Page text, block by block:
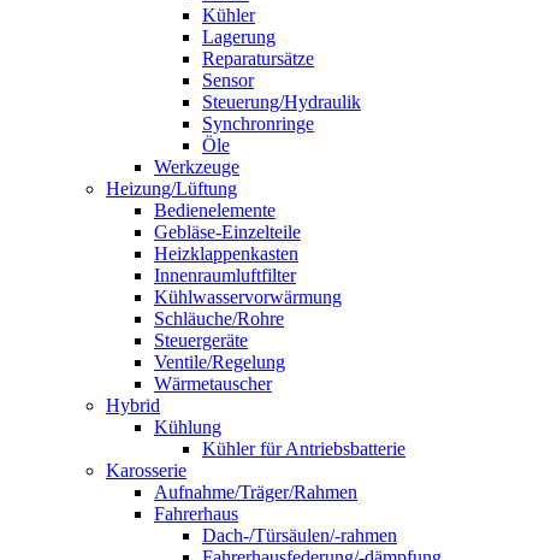
Kühler
Lagerung
Reparatursätze
Sensor
Steuerung/Hydraulik
Synchronringe
Öle
Werkzeuge
Heizung/Lüftung
Bedienelemente
Gebläse-Einzelteile
Heizklappenkasten
Innenraumluftfilter
Kühlwasservorwärmung
Schläuche/Rohre
Steuergeräte
Ventile/Regelung
Wärmetauscher
Hybrid
Kühlung
Kühler für Antriebsbatterie
Karosserie
Aufnahme/Träger/Rahmen
Fahrerhaus
Dach-/Türsäulen/-rahmen